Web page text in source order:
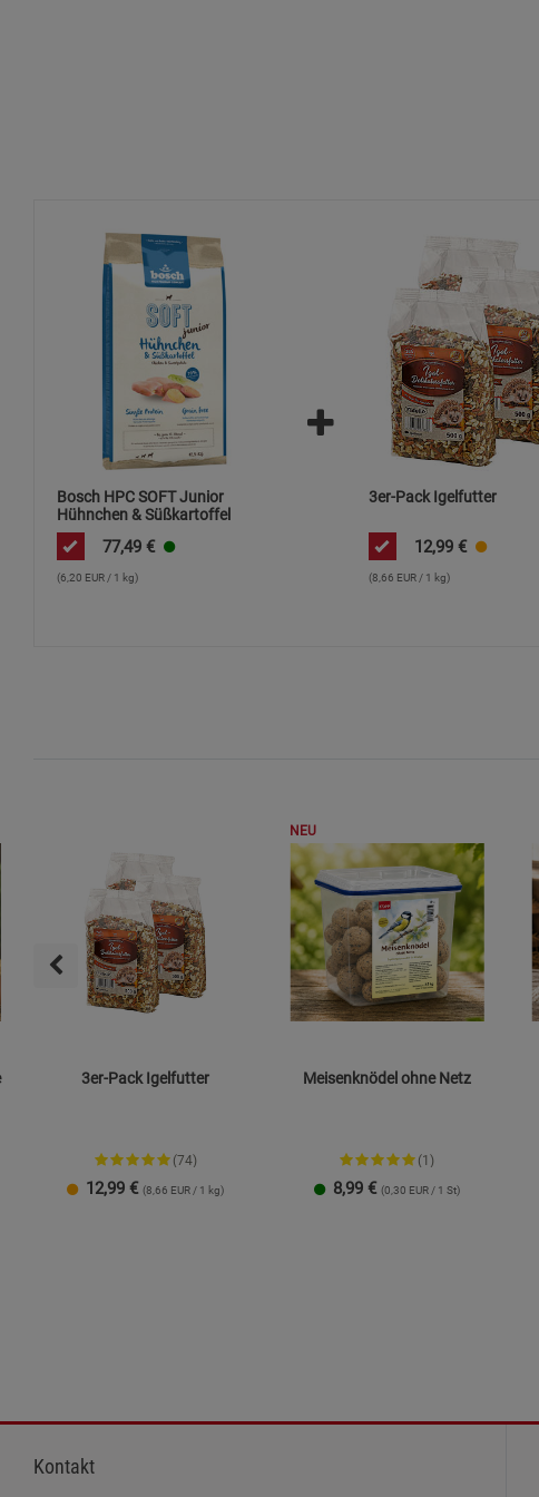
Bosch HPC SOFT Junior
Hühnchen & Süßkartoffel
77,49 €
(6,20 EUR / 1 kg)
3er-Pack Igelfutter
12,99 €
(8,66 EUR / 1 kg)
3er-Pack Igelfutter
(74)
12,99 € (8,66 EUR / 1 kg)
NEU
Meisenknödel ohne Netz
(1)
8,99 € (0,30 EUR / 1 St)
Kontakt